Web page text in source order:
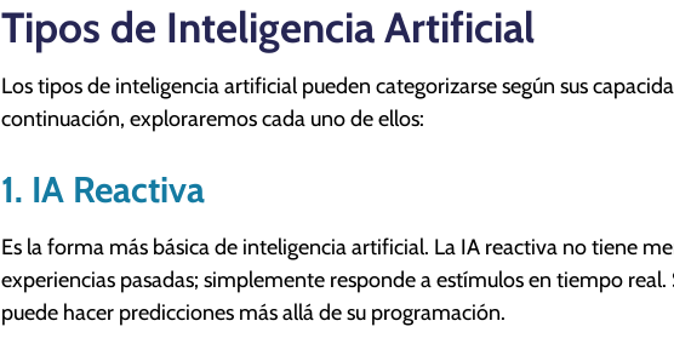
Tipos de Inteligencia Artificial
Los tipos de inteligencia artificial pueden categorizarse según sus
continuación, exploraremos cada uno de ellos:
1. IA Reactiva
Es la forma más básica de inteligencia artificial. La IA reactiva no tiene
experiencias pasadas; simplemente responde a estímulos en tiempo
puede hacer predicciones más allá de su programación.